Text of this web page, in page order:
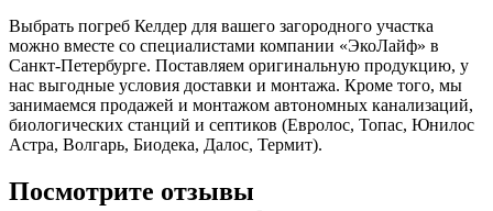
Выбрать погреб Келдер для вашего загородного участка
можно вместе со специалистами компании «ЭкоЛайф» в
Санкт-Петербурге. Поставляем оригинальную продукцию, у
нас выгодные условия доставки и монтажа. Кроме того, мы
занимаемся продажей и монтажом автономных канализаций,
биологических станций и септиков (Евролос, Топас, Юнилос
Астра, Волгарь, Биодека, Далос, Термит).
Посмотрите отзывы